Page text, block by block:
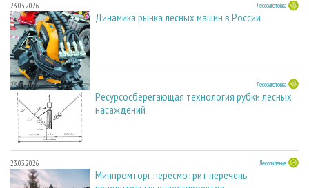
23.03.2026 Лесозаготовка
Динамика рынка лесных машин в России
23.03.2026 Лесозаготовка
Ресурсосберегающая технология рубки лесных
насаждений
23.03.2026 Лесопиление
Минпромторг пересмотрит перечень